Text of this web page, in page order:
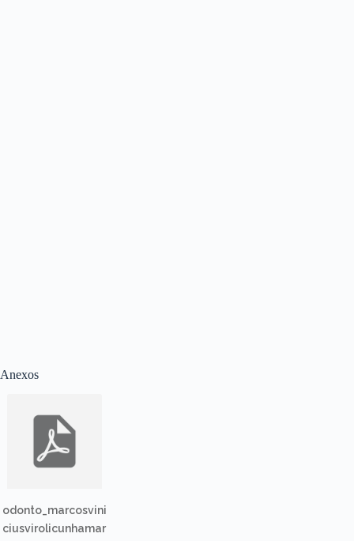
Anexos
odonto_marcosvini
ciusvirolicunhamar